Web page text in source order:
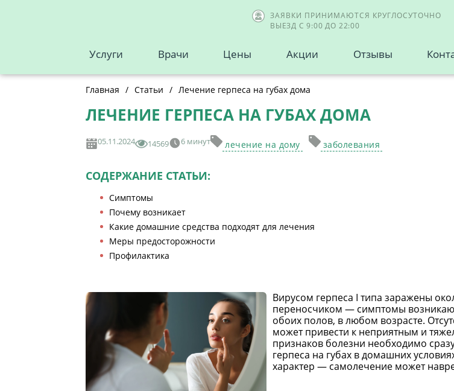
ЗАЯВКИ ПРИНИМАЮТСЯ КРУГЛОСУТОЧНО
ВЫЕЗД С 9:00 ДО 22:00
Услуги Врачи Цены Акции Отзывы
Главная / Статьи / Лечение герпеса на губах дома
ЛЕЧЕНИЕ ГЕРПЕСА НА ГУБАХ ДОМА
05.11.2024 14569 6 минут лечение на дому заболевания
СОДЕРЖАНИЕ СТАТЬИ:
Симптомы
Почему возникает
Какие домашние средства подходят для лечения
Меры предосторожности
Профилактика
Вирусом герпеса I типа заражены
переносчиком — симптомы
обоих полов, в любом возрасте.
может привести к неприятным и
признаков болезни необходимо
герпеса на губах в домашних
характер — самолечение может